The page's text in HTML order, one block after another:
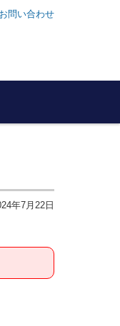
お問い合わせ
年7月22日